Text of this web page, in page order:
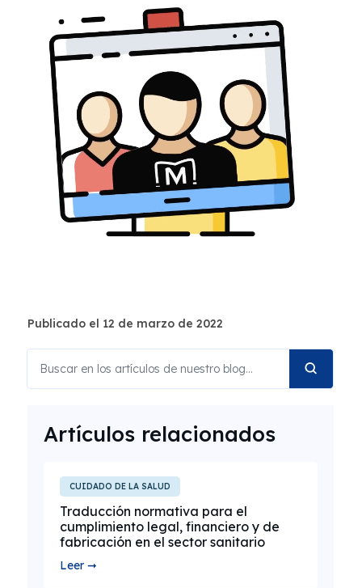
Publicado el 12 de marzo de 2022
Artículos relacionados
CUIDADO DE LA SALUD
Traducción normativa para el
cumplimiento legal, financiero y de
fabricación en el sector sanitario
Leer ➞